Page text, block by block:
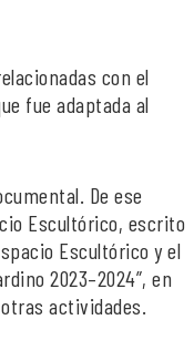
con el
fue adaptada al
De ese
Escultórico, escrito
Escultórico y el
2023–2024”, en
actividades.